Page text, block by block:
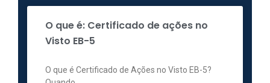
O que é: Certificado de ações no
Visto EB-5
O que é Certificado de Ações no Visto EB-5?